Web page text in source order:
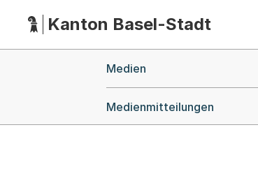
HauptnavigationKanton Basel-Stadt
Medien
Medienmitteilungen